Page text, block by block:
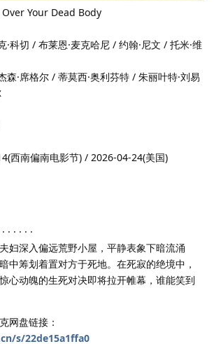
Your Dead Body
·科切 / 布莱恩·麦克哈尼 / 约翰·尼文 / 托米·维
森·席格尔 / 蒂莫西·奥利芬特 / 朱丽叶特·刘易
西南偏南电影节) / 2026-04-24(美国)
· · · ·
深入偏远荒野小屋，平静表象下暗流涌
中筹划着置对方于死地。在死寂的绝境中，
心动魄的生死对决即将拉开帷幕，谁能笑到
网盘链接：
s/22de15a1ffa0